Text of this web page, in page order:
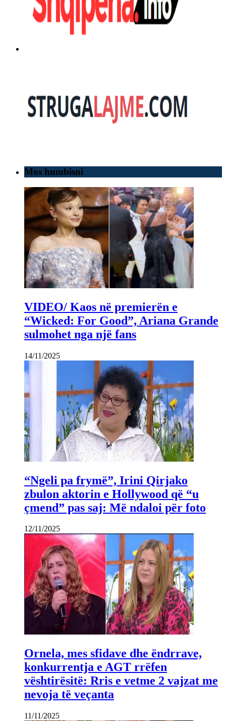
Mos humbisni
VIDEO/ Kaos në premierën e
“Wicked: For Good”, Ariana Grande
sulmohet nga një fans
14/11/2025
“Ngeli pa frymë”, Irini Qirjako
zbulon aktorin e Hollywood që “u
çmend” pas saj: Më ndaloi për foto
12/11/2025
Ornela, mes sfidave dhe ëndrrave,
konkurrentja e AGT rrëfen
vështirësitë: Rris e vetme 2 vajzat me
nevoja të veçanta
11/11/2025